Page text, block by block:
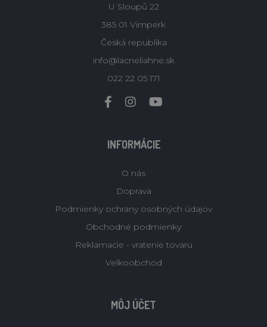
U Sloupů 22
385 01 Vimperk
Česká republika
info@lacneliahne.sk
022 22 05 171
INFORMÁCIE
O nás
Doprava
Podmienky ochrany osobných údajov
Obchodné podmienky
Reklamacie - vratenie tovaru
Velkoobchod
MÔJ ÚČET